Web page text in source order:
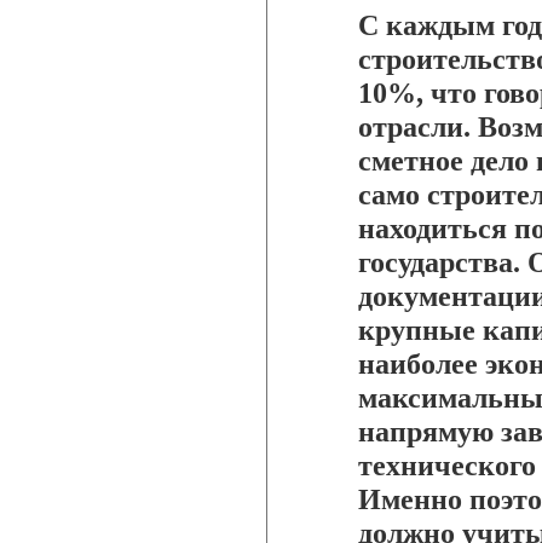
С каждым
10%, что
отрасли.
сметное дело
само
находиться
государства.
крупные
наиболее
напрямую
Именно
должно